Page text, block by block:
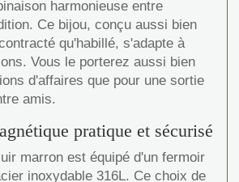
harmonieuse entre
Ce bijou, conçu aussi bien
qu'habillé, s'adapte à
Vous le porterez aussi bien
d'affaires que pour une sortie
amis.
pratique et sécurisé
marron est équipé d'un fermoir
inoxydable 316L. Ce choix de